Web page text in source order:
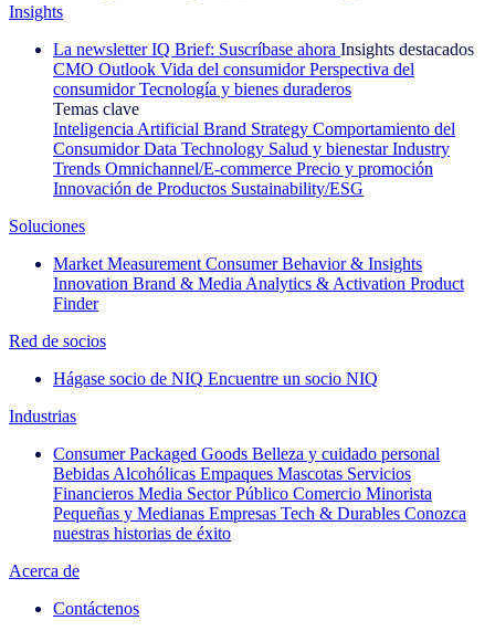
Insights
La newsletter IQ Brief: Suscríbase ahora Insights destacados
CMO Outlook Vida del consumidor Perspectiva del
consumidor Tecnología y bienes duraderos
Temas clave
Inteligencia Artificial Brand Strategy Comportamiento del
Consumidor Data Technology Salud y bienestar Industry
Trends Omnichannel/E-commerce Precio y promoción
Innovación de Productos Sustainability/ESG
Soluciones
Market Measurement Consumer Behavior & Insights
Innovation Brand & Media Analytics & Activation Product
Finder
Red de socios
Hágase socio de NIQ Encuentre un socio NIQ
Industrias
Consumer Packaged Goods Belleza y cuidado personal
Bebidas Alcohólicas Empaques Mascotas Servicios
Financieros Media Sector Público Comercio Minorista
Pequeñas y Medianas Empresas Tech & Durables Conozca
nuestras historias de éxito
Acerca de
Contáctenos